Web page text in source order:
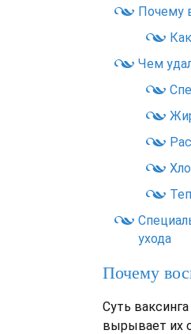
Почему
Чем
ухода
Почему
Суть
вырывает их